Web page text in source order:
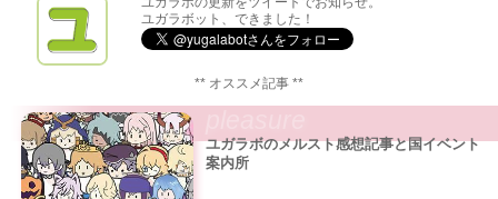
ユガラボット、できました！
** オススメ記事 **
ユガラボのメルスト感想記事と国イベント
案内所